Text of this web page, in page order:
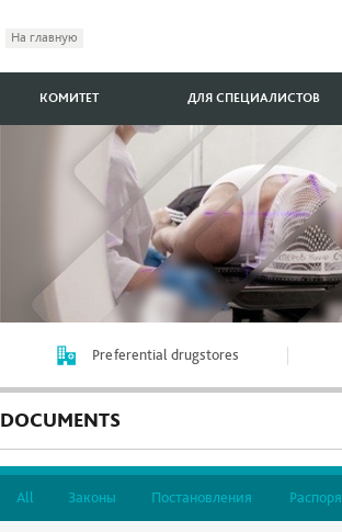
На главную
КОМИТЕТ ДЛЯ СПЕЦИАЛИСТОВ
Preferential drugstores
DOCUMENTS
All Законы Постановления